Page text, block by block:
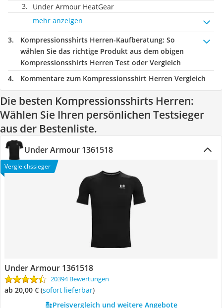
Under Armour HeatGear
mehr anzeigen
Kompressionsshirts Herren-Kaufberatung: So
wählen Sie das richtige Produkt aus dem obigen
Kompressionsshirts Herren Test oder Vergleich
Kommentare zum Kompressionsshirt Herren Vergleich
Die besten Kompressionsshirts Herren:
Wählen Sie Ihren persönlichen Testsieger
aus der Bestenliste.
Under Armour 1361518
Vergleichssieger
Under Armour 1361518
20394 Bewertungen
ab 20,00 € ( Sofort lieferbar)
Preisvergleich und weitere Angebote